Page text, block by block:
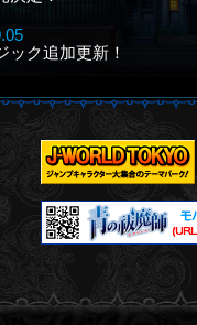
ック追加更新！
ズ追加更新！
ズ再放送決定！
ズ追加更新！
魔師」カラコレがついに